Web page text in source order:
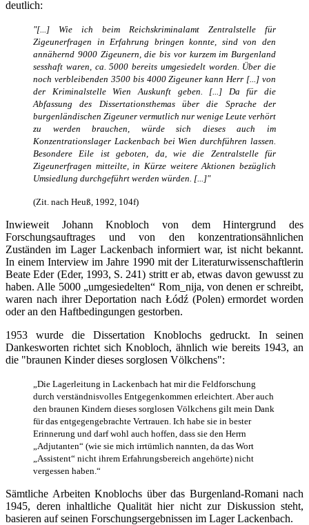
deutlich:
"[...] Wie ich beim Reichskriminalamt Zentralstelle für
Zigeunerfragen in Erfahrung bringen konnte, sind von den
annähernd 9000 Zigeunern, die bis vor kurzem im Burgenland
sesshaft waren, ca. 5000 bereits umgesiedelt worden. Über die
noch verbleibenden 3500 bis 4000 Zigeuner kann Herr [...] von
der Kriminalstelle Wien Auskunft geben. [...] Da für die
Abfassung des Dissertationsthemas über die Sprache der
burgenländischen Zigeuner vermutlich nur wenige Leute verhört
zu werden brauchen, würde sich dieses auch im
Konzentrationslager Lackenbach bei Wien durchführen lassen.
Besondere Eile ist geboten, da, wie die Zentralstelle für
Zigeunerfragen mitteilte, in Kürze weitere Aktionen bezüglich
Umsiedlung durchgeführt werden würden. [...]"
(Zit. nach Heuß, 1992, 104f)
Inwieweit Johann Knobloch von dem Hintergrund des
Forschungsauftrages und von den konzentrationsähnlichen
Zuständen im Lager Lackenbach informiert war, ist nicht bekannt.
In einem Interview im Jahre 1990 mit der Literaturwissenschaftlerin
Beate Eder (Eder, 1993, S. 241) stritt er ab, etwas davon gewusst zu
haben. Alle 5000 „umgesiedelten“ Rom_nija, von denen er schreibt,
waren nach ihrer Deportation nach Łódź (Polen) ermordet worden
oder an den Haftbedingungen gestorben.
1953 wurde die Dissertation Knoblochs gedruckt. In seinen
Dankesworten richtet sich Knobloch, ähnlich wie bereits 1943, an
die "braunen Kinder dieses sorglosen Völkchens":
„Die Lagerleitung in Lackenbach hat mir die Feldforschung
durch verständnisvolles Entgegenkommen erleichtert. Aber auch
den braunen Kindern dieses sorglosen Völkchens gilt mein Dank
für das entgegengebrachte Vertrauen. Ich habe sie in bester
Erinnerung und darf wohl auch hoffen, dass sie den Herrn
„Adjutanten“ (wie sie mich irrtümlich nannten, da das Wort
„Assistent“ nicht ihrem Erfahrungsbereich angehörte) nicht
vergessen haben.“
Sämtliche Arbeiten Knoblochs über das Burgenland-Romani nach
1945, deren inhaltliche Qualität hier nicht zur Diskussion steht,
basieren auf seinen Forschungsergebnissen im Lager Lackenbach.